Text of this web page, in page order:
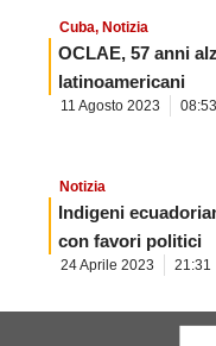
Cuba, Notizia
OCLAE, 57 anni
latinoamericani
11 Agosto 2023 08:53
Notizia
Indigeni
con favori politici
24 Aprile 2023 21:31